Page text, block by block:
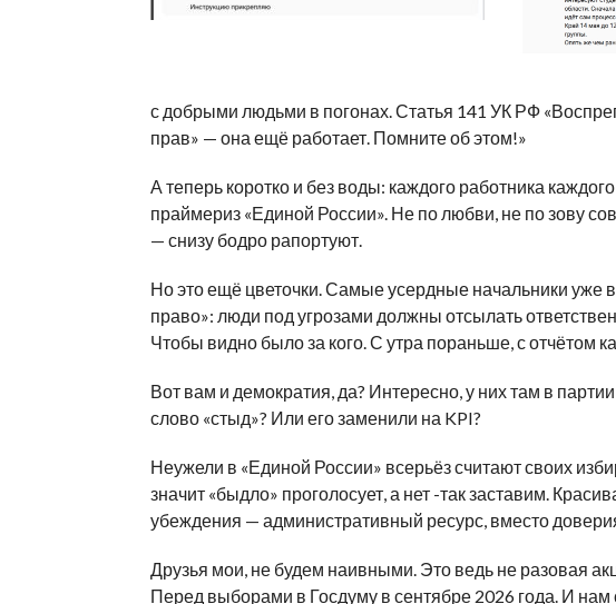
с добрыми людьми в погонах. Статья 141 УК РФ
прав» — она ещё работает. Помните об этом!»
А теперь коротко и без воды: каждого работника
праймериз «Единой России». Не по любви, не по зову
— снизу бодро рапортуют.
Но это ещё цветочки. Самые усердные начальники уже
право»: люди под угрозами должны отсылать
Чтобы видно было за кого. С утра пораньше, с отчётом
Вот вам и демократия, да? Интересно, у них там в
слово «стыд»? Или его заменили на KPI?
Неужели в «Единой России» всерьёз считают своих
значит «быдло» проголосует, а нет -так заставим.
убеждения — административный ресурс, вместо
Друзья мои, не будем наивными. Это ведь не разовая
Перед выборами в Госдуму в сентябре 2026 года. И нам